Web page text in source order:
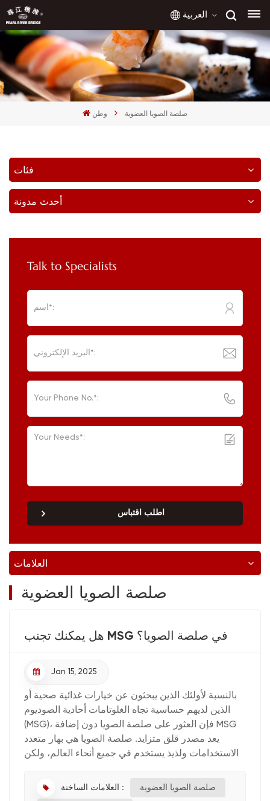
العربية
English
français
وطن صلصة الصويا العضوية
فئات
أحدث مدونة
Talk to Specialists
اطلب اقتباس
العلامات
صلصة الصويا العضوية
هل يمكنك تجنب MSG في صلصة الصويا؟
Jan 15, 2025
بالنسبة لأولئك الذين يبحثون عن خيارات غذائية صحية أو
الذين لديهم حساسية تجاه الغلوتامات أحادية الصوديوم
(MSG)، فإن العثور على صلصة الصويا دون إضافة MSG
يعد مصدر قلق متزايد. صلصة الصويا هي بهار متعدد
الاستخدامات ولذيذ يستخدم في جميع أنحاء العالم، ولكن
العلامات الساخنة : صلصة الصويا العضوية